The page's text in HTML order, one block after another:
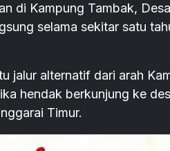
di Kampung Tambak,
selama sekitar satu
jalur alternatif dari arah
hendak berkunjung ke
Timur.